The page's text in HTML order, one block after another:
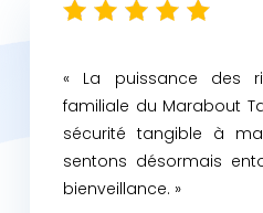
« La puissance des
familiale du Marabout
sécurité tangible à
sentons désormais
bienveillance. »